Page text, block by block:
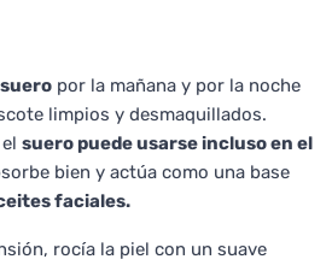
suero por la mañana y por la noche
limpios y desmaquillados.
suero puede usarse incluso en el
bien y actúa como una base
faciales.
rocía la piel con un suave